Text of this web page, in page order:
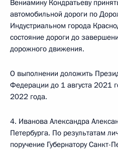
Вениамину Кондратьеву
автомобильной дороги по
Индустриальном города
состояние дороги до
дорожного движения.
О выполнении доложить
Федерации до 1 августа 2021
2022 года.
4. Иванова Александра
Петербурга. По результатам
поручение Губернатору Санкт-